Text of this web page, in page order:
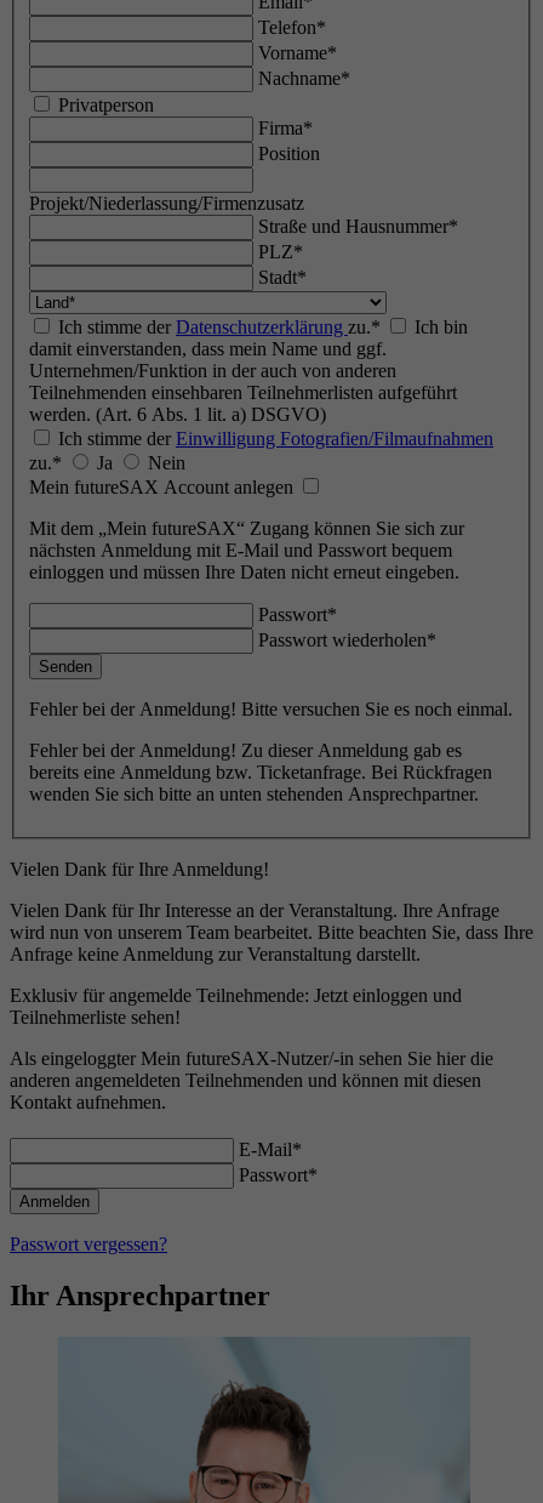
Telefon*
Vorname*
Nachname*
Privatperson
Firma*
Position
Projekt/Niederlassung/Firmenzusatz
Straße und Hausnummer*
PLZ*
Stadt*
Ich stimme der Datenschutzerklärung zu.*
Ich bin
damit einverstanden, dass mein Name und ggf.
Unternehmen/Funktion in der auch von anderen
Teilnehmenden einsehbaren Teilnehmerlisten aufgeführt
werden. (Art. 6 Abs. 1 lit. a) DSGVO)
Ich stimme der Einwilligung Fotografien/Filmaufnahmen
zu.*
Ja
Nein
Mein futureSAX Account anlegen
Mit dem „Mein futureSAX“ Zugang können Sie sich zur
nächsten Anmeldung mit E-Mail und Passwort bequem
einloggen und müssen Ihre Daten nicht erneut eingeben.
Passwort*
Passwort wiederholen*
Senden
Fehler bei der Anmeldung! Bitte versuchen Sie es noch einmal.
Fehler bei der Anmeldung! Zu dieser Anmeldung gab es
bereits eine Anmeldung bzw. Ticketanfrage. Bei Rückfragen
wenden Sie sich bitte an unten stehenden Ansprechpartner.
Vielen Dank für Ihre Anmeldung!
Vielen Dank für Ihr Interesse an der Veranstaltung. Ihre Anfrage
wird nun von unserem Team bearbeitet. Bitte beachten Sie, dass Ihre
Anfrage keine Anmeldung zur Veranstaltung darstellt.
Exklusiv für angemelde Teilnehmende: Jetzt einloggen und
Teilnehmerliste sehen!
Als eingeloggter Mein futureSAX-Nutzer/-in sehen Sie hier die
anderen angemeldeten Teilnehmenden und können mit diesen
Kontakt aufnehmen.
E-Mail*
Passwort*
Passwort vergessen?
Ihr Ansprechpartner